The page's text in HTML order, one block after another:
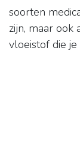
soorten
zijn, maar ook
vloeistof die